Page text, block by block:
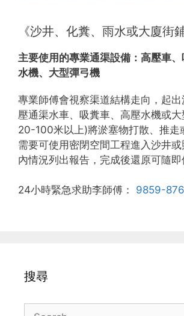
《沙井、化糞、雨水或大廈街
主要使用的專業通渠設備： 高壓車
水機、大型彈弓機
專業師傅會視察渠道結構走向，起
壓通渠水車、吸糞車、高壓水機或
20-100米以上)將淤塞物打散、推走
需要可使用密閉空間工程進入沙井
內情況列出報告，完成後還原可隨即
24小時緊急求助李師傅： 9859-
搜尋